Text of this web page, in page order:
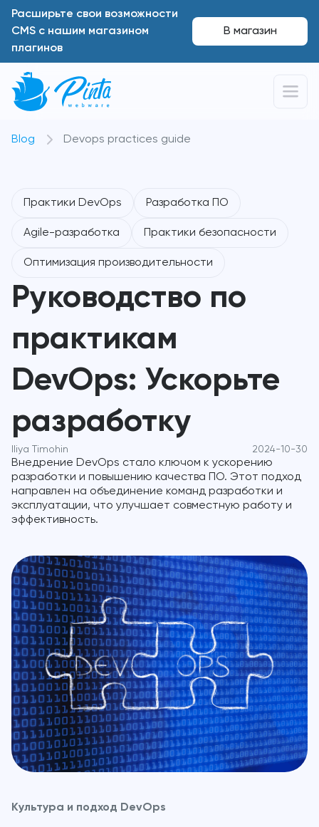
Расширьте свои возможности
CMS с нашим магазином
плагинов
В магазин
Blog Devops practices guide
Практики DevOps Разработка ПО
Agile-разработка Практики безопасности
Оптимизация производительности
Руководство по
практикам
DevOps: Ускорьте
разработку
Iliya Timohin 2024-10-30
Внедрение DevOps стало ключом к ускорению
разработки и повышению качества ПО. Этот подход
направлен на объединение команд разработки и
эксплуатации, что улучшает совместную работу и
эффективность.
Культура и подход DevOps